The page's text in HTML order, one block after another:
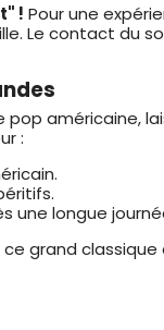
! Pour une
Le contact du
américaine,
:
une longue
grand